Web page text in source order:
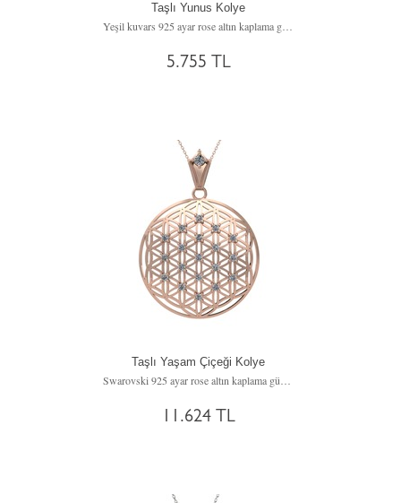
Taşlı Yunus Kolye
Yeşil kuvars 925 ayar rose altın kaplama gümüş kolye (40 cm gümüş rolo zincir)
5.755 TL
Taşlı Yaşam Çiçeği Kolye
11.624 TL